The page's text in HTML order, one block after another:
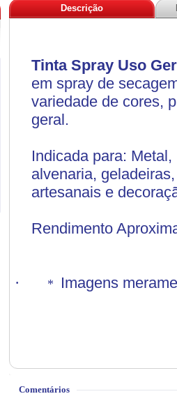
Descrição
Tinta Spray Uso
em spray de
variedade de cores,
geral.
Indicada para:
alvenaria,
artesanais e
Rendimento
· * Imagens
Comentários